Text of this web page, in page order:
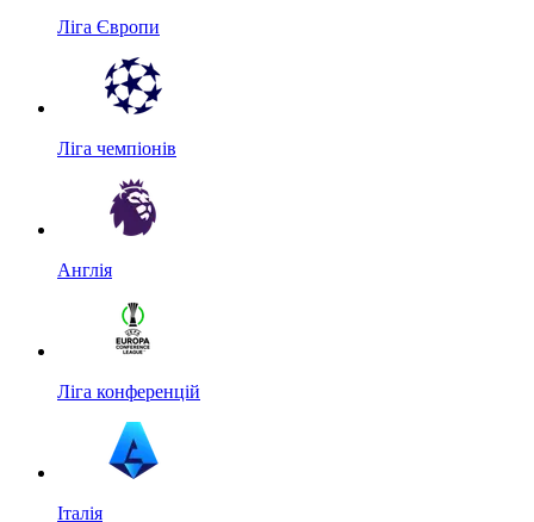
Ліга Європи
Ліга чемпіонів
Англія
Ліга конференцій
Італія